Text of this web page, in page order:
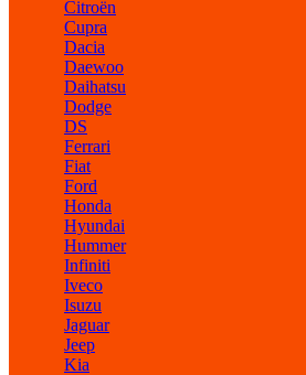
Citroën
Cupra
Dacia
Daewoo
Daihatsu
Dodge
DS
Ferrari
Fiat
Ford
Honda
Hyundai
Hummer
Infiniti
Iveco
Isuzu
Jaguar
Jeep
Kia